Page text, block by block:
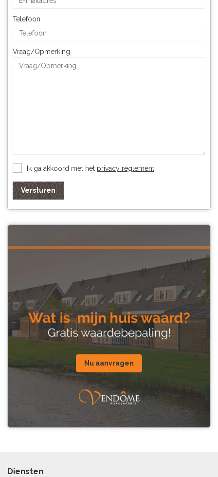
Telefoon
Vraag/Opmerking
Ik ga akkoord met het privacy reglement.
Versturen
Nu aanvragen
Diensten